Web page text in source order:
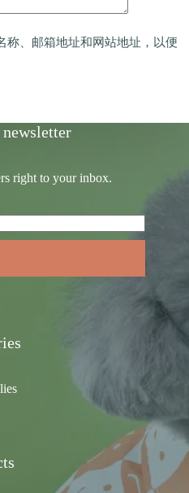
称、邮箱地址和网站地址，以便
right to your inbox.